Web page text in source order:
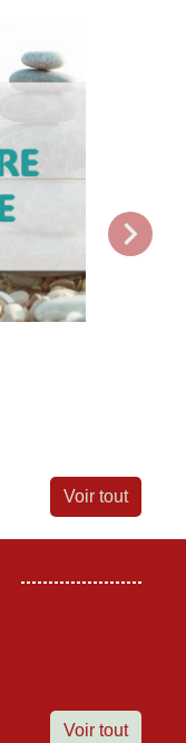
chevron_right
Voir tout
Voir tout